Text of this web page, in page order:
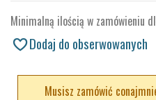
Minimalną ilością w zamówieniu
Dodaj do obserwowanych
Musisz zamówić